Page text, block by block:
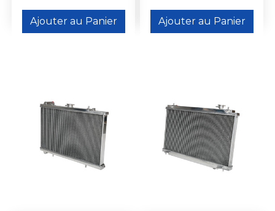
Ajouter au Panier Ajouter au Panier